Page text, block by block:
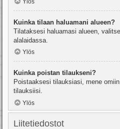
Kuinka tilaan haluamani alueen?
Tilataksesi haluamasi alueen,
alalaidassa.
Ylös
Kuinka poistan tilaukseni?
Poistaaksesi tilauksiasi, mene
tilauksiisi.
Ylös
Liitetiedostot